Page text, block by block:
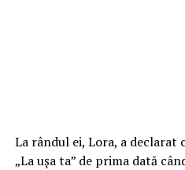
La rândul ei, Lora, a declarat
„La ușa ta” de prima dată